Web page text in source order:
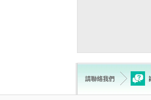
請聯絡我們